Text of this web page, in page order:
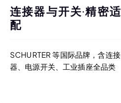
连接器与开关·精密适
配
SCHURTER 等国际品牌，含连接
器、电源开关、工业插座全品类